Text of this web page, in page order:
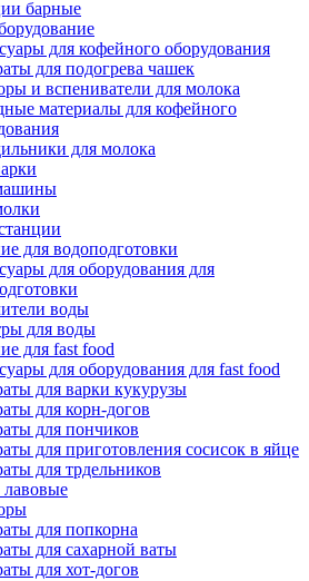
барные
для кофейного оборудования
для подогрева чашек
и вспениватели для молока
материалы для кофейного
для молока
для водоподготовки
для оборудования для
воды
для воды
для fast food
для оборудования для fast food
для варки кукурузы
для корн-догов
для пончиков
для приготовления сосисок в яйце
для трдельников
для попкорна
для сахарной ваты
для хот-догов